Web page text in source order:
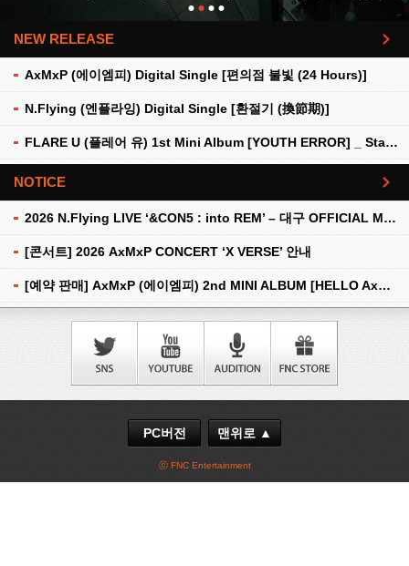
NEW RELEASE
AxMxP (에이엠피) Digital Single [편의점 불빛 (24 Hours)]
N.Flying (엔플라잉) Digital Single [환절기 (換節期)]
FLARE U (플레어 유) 1st Mini Album [YOUTH ERROR] _ Stationery Kit Ver.
더보기
NOTICE
2026 N.Flying LIVE ‘&CON5 : into REM’ – 대구 OFFICIAL MD 현장 판매 안내
[콘서트] 2026 AxMxP CONCERT ‘X VERSE’ 안내
[예약 판매] AxMxP (에이엠피) 2nd MINI ALBUM [HELLO AxMxP] 예약 판매 안내
더보기
PC버전 맨위로 ▲
ⓒ FNC Entertainment